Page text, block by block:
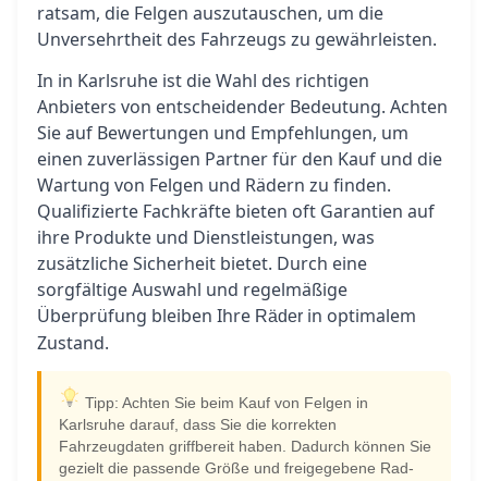
ratsam, die Felgen auszutauschen, um die
Unversehrtheit des Fahrzeugs zu gewährleisten.
In in Karlsruhe ist die Wahl des richtigen
Anbieters von entscheidender Bedeutung. Achten
Sie auf Bewertungen und Empfehlungen, um
einen zuverlässigen Partner für den Kauf und die
Wartung von Felgen und Rädern zu finden.
Qualifizierte Fachkräfte bieten oft Garantien auf
ihre Produkte und Dienstleistungen, was
zusätzliche Sicherheit bietet. Durch eine
sorgfältige Auswahl und regelmäßige
Überprüfung bleiben Ihre Räder in optimalem
Zustand.
Tipp: Achten Sie beim Kauf von Felgen in
Karlsruhe darauf, dass Sie die korrekten
Fahrzeugdaten griffbereit haben. Dadurch können Sie
gezielt die passende Größe und freigegebene Rad-